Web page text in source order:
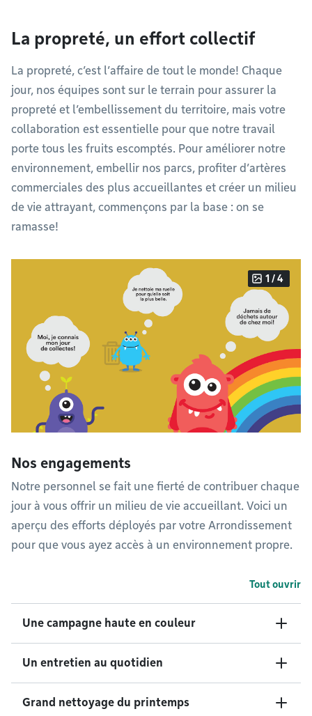
La propreté, un effort collectif
La propreté, c’est l’affaire de tout le monde! Chaque
jour, nos équipes sont sur le terrain pour assurer la
propreté et l’embellissement du territoire, mais votre
collaboration est essentielle pour que notre travail
porte tous les fruits escomptés. Pour améliorer notre
environnement, embellir nos parcs, profiter d’artères
commerciales des plus accueillantes et créer un milieu
de vie attrayant, commençons par la base : on se
ramasse!
1 / 4
Nos engagements
Notre personnel se fait une fierté de contribuer chaque
jour à vous offrir un milieu de vie accueillant. Voici un
aperçu des efforts déployés par votre Arrondissement
pour que vous ayez accès à un environnement propre.
Tout ouvrir
Une campagne haute en couleur
Un entretien au quotidien
Grand nettoyage du printemps